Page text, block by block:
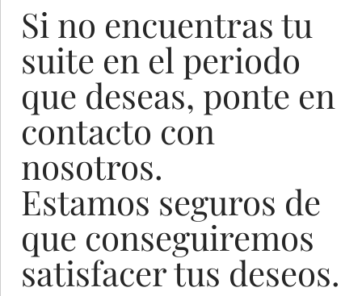
Si no encuentras tu
suite en el periodo
que deseas, ponte en
contacto con
nosotros.
Estamos seguros de
que conseguiremos
satisfacer tus deseos.